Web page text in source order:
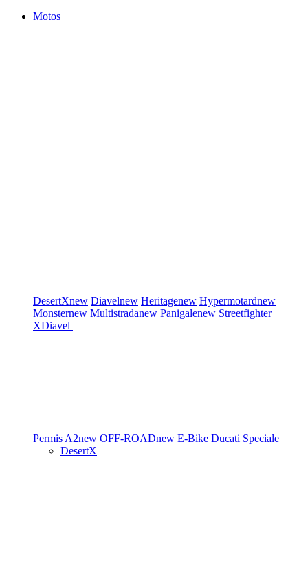
Motos
DesertXnew Diavelnew Heritagenew Hypermotardnew
Monsternew Multistradanew Panigalenew Streetfighter
XDiavel
Permis A2new OFF-ROADnew E-Bike Ducati Speciale
DesertX